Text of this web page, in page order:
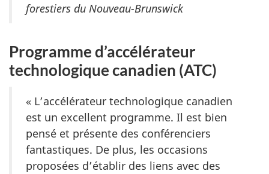
forestiers du Nouveau-Brunswick
Programme d’accélérateur
technologique canadien (ATC)
« L’accélérateur technologique canadien
est un excellent programme. Il est bien
pensé et présente des conférenciers
fantastiques. De plus, les occasions
proposées d’établir des liens avec des